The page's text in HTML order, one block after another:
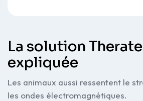
La solution
expliquée
Les animaux aussi ressentent le
les ondes électromagnétiques.